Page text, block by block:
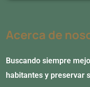
Acerca de
Buscando siempre
habitantes y preservar